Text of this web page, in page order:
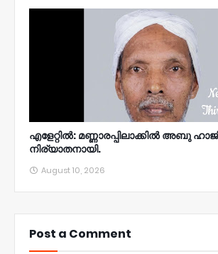
എളേറ്റിൽ: മണ്ണാരപ്പിലാക്കിൽ അബു
നിര്യാതനായി.
August 10, 2026
Post a Comment